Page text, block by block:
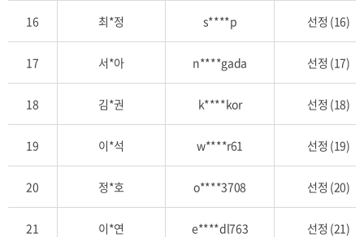
안
다.
16 최*정 s****p 선정 (16)
17 서*아 n****gada 선정 (17)
18 김*권 k****kor 선정 (18)
19 이*석 w****r61 선정 (19)
20 정*호 o****3708 선정 (20)
21 이*연 e****dl763 선정 (21)